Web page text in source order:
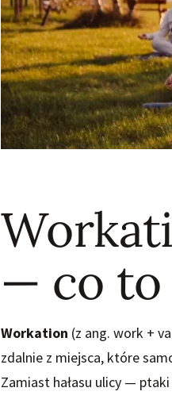
— co to
Workation (z ang. work +
zdalnie z miejsca, które
Zamiast hałasu ulicy —